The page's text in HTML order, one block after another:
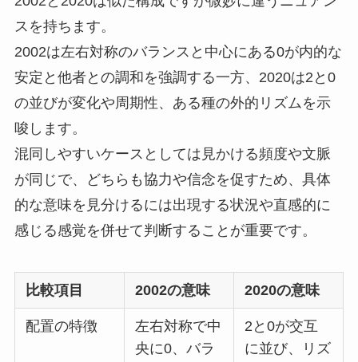
スを持ちます。
2002は左右対称のバランスと中心にある0が内的な
安定と他者との調和を強調する一方、2020は2と0
の並びが変化や周期性、ある種の外的リズムを示
唆します。
混同しやすいケースとしては見かける頻度や文脈
が同じで、どちらも協力や信念を促すため、具体
的な意味を見分けるには出現する状況や直感的に
感じる感覚を併せて判断することが重要です。
比較項目 2002の意味 2020の意味
配置の特徴
左右対称で中
央に0、バラ
2と0が交互
に並び、リズ